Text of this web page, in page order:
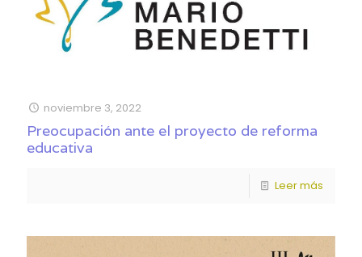
noviembre 3, 2022
Preocupación ante el proyecto de reforma
educativa
Leer más